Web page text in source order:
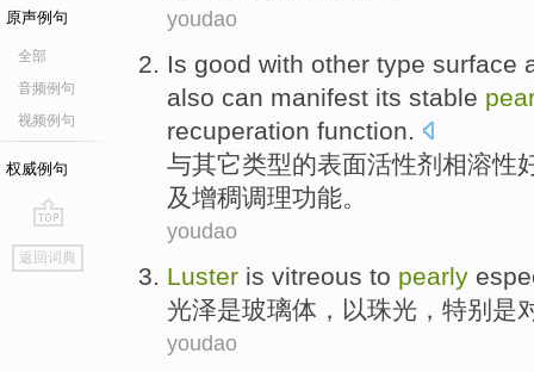
原声例句
全部
音频例句
视频例句
权威例句
go
top
返回词典
youdao
Is good with other type surface
also can manifest its stable
recuperation function.
与其它类型的表面活性剂 相溶性
及增稠调理功能。
youdao
Luster is vitreous to pearly
光泽是玻璃体 ， 以珠光， 特别是
youdao